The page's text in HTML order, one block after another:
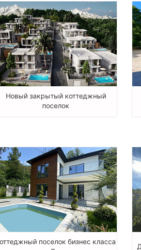
Новый закрытый коттеджный
поселок
поселок бизнес класса